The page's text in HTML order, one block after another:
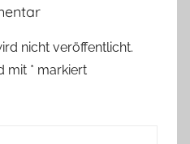
nicht veröffentlicht.
mit * markiert